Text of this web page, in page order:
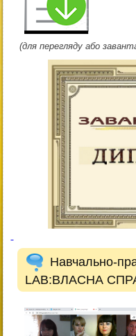
(для перегляду або
Навчально-
LAB:ВЛАСНА